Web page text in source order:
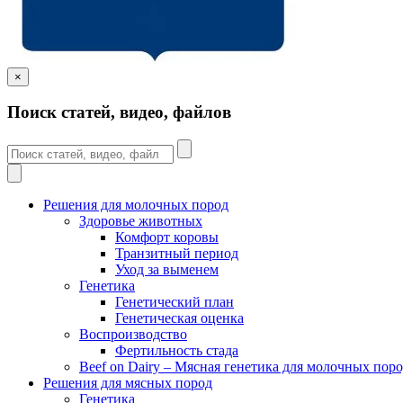
×
Поиск статей, видео, файлов
Решения для молочных пород
Здоровье животных
Комфорт коровы
Транзитный период
Уход за выменем
Генетика
Генетический план
Генетическая оценка
Воспроизводство
Фертильность стада
Beef on Dairy – Мясная генетика для молочных
Решения для мясных пород
Генетика